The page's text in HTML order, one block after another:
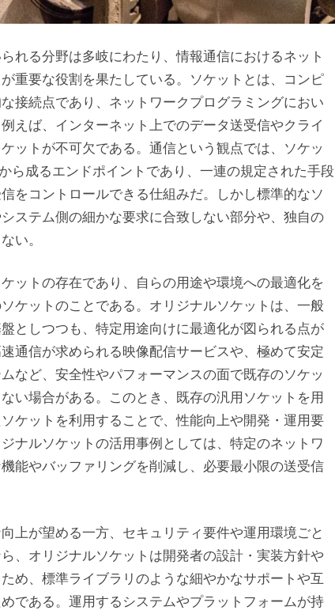
れる分野は多岐にわたり、情報通信におけるネット
重要な役割を果たしている。
ソケットとは、コンピ
接続点であり、ネットワークプログラミングにおい
えば、インターネット上でのデータ送受信やクライ
ットが不可欠である。通信という観点では、ソケッ
ら成るエンドポイントであり、一連の規定された手段
をコントロールできる仕組みだ。しかし標準的なソ
ステム側の細かな要求に合致しない部分や、独自の
い。
ットの存在であり、自らの用途や環境への最適化を
ケットのことである。オリジナルソケットは、一般
としつつも、特定用途向けに最適化が図られる点が
通信が求められる映像配信サービスや、極めて安定
など、安全性やパフォーマンスの面で既存のソケッ
い場合がある。このとき、既存の汎用ソケットを用
ケットを利用することで、性能向上や開発・運用要
ナルソケットの活用事例としては、特定のネットワ
能やバッファリングを削減し、必要最小限の送受信
上が望める一方、セキュリティ要件や運用環境ごと
、オリジナルソケットは開発者の設計・実装方針や
め、標準ライブラリのような細やかなサポートや互
である。運用するシステムやプラットフォームが持